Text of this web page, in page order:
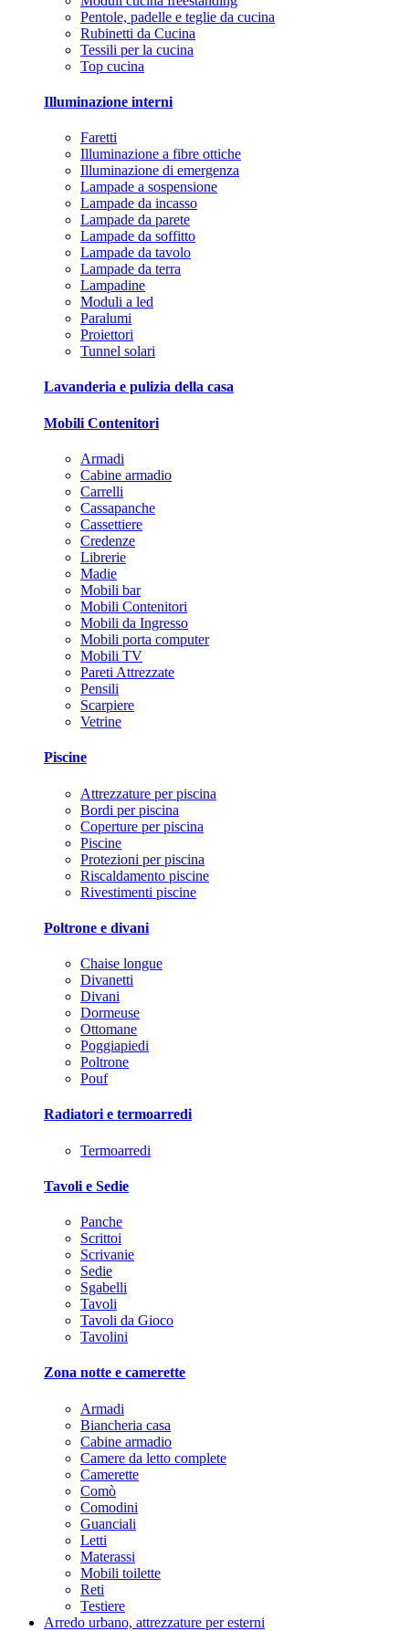
Pentole, padelle e teglie da cucina
Rubinetti da Cucina
Tessili per la cucina
Top cucina
Illuminazione interni
Faretti
Illuminazione a fibre ottiche
Illuminazione di emergenza
Lampade a sospensione
Lampade da incasso
Lampade da parete
Lampade da soffitto
Lampade da tavolo
Lampade da terra
Lampadine
Moduli a led
Paralumi
Proiettori
Tunnel solari
Lavanderia e pulizia della casa
Mobili Contenitori
Armadi
Cabine armadio
Carrelli
Cassapanche
Cassettiere
Credenze
Librerie
Madie
Mobili bar
Mobili Contenitori
Mobili da Ingresso
Mobili porta computer
Mobili TV
Pareti Attrezzate
Pensili
Scarpiere
Vetrine
Piscine
Attrezzature per piscina
Bordi per piscina
Coperture per piscina
Piscine
Protezioni per piscina
Riscaldamento piscine
Rivestimenti piscine
Poltrone e divani
Chaise longue
Divanetti
Divani
Dormeuse
Ottomane
Poggiapiedi
Poltrone
Pouf
Radiatori e termoarredi
Termoarredi
Tavoli e Sedie
Panche
Scrittoi
Scrivanie
Sedie
Sgabelli
Tavoli
Tavoli da Gioco
Tavolini
Zona notte e camerette
Armadi
Biancheria casa
Cabine armadio
Camere da letto complete
Camerette
Comò
Comodini
Guanciali
Letti
Materassi
Mobili toilette
Reti
Testiere
Arredo urbano, attrezzature per esterni